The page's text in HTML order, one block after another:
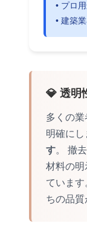
• プロ
• 建築
💎 透明
多くの
明確にし
す。 撤
材料の明
ていま
ちの品質